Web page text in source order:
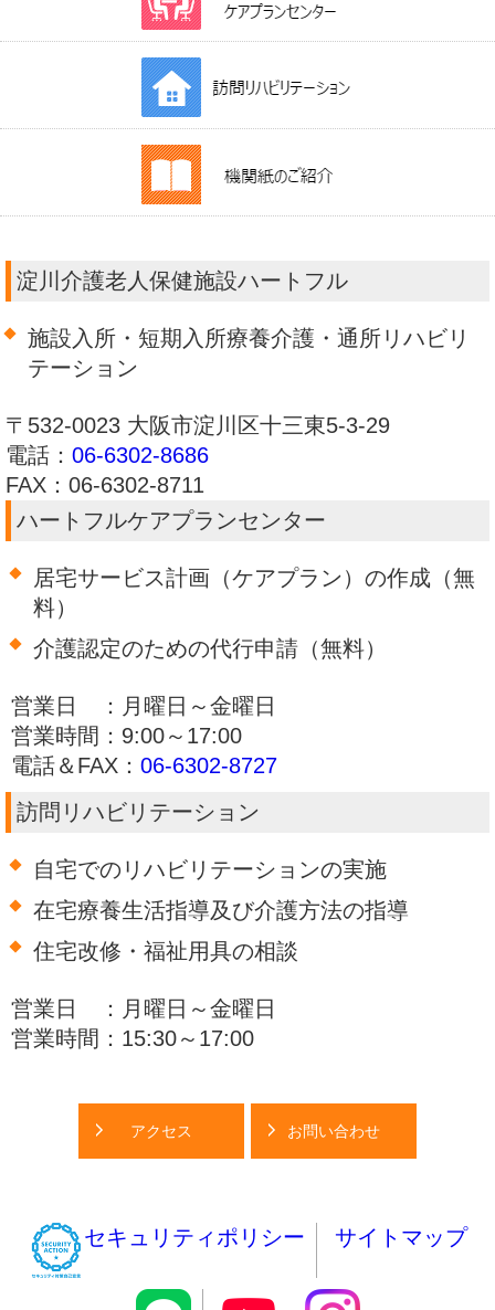
淀川介護老人保健施設ハートフル
施設入所・短期入所療養介護・通所リハビリ
テーション
〒532-0023 大阪市淀川区十三東5-3-29
電話： 06-6302-8686
FAX：06-6302-8711
ハートフルケアプランセンター
居宅サービス計画（ケアプラン）の作成（無
料）
介護認定のための代行申請（無料）
営業日 ：月曜日～金曜日
営業時間：9:00～17:00
電話＆FAX： 06-6302-8727
訪問リハビリテーション
自宅でのリハビリテーションの実施
在宅療養生活指導及び介護方法の指導
住宅改修・福祉用具の相談
営業日 ：月曜日～金曜日
営業時間：15:30～17:00
アクセス お問い合わせ
セキュリティポリシー サイトマップ